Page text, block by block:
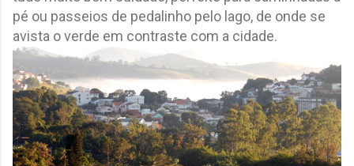
pé ou passeios de pedalinho pelo lago, de onde se
avista o verde em contraste com a cidade.